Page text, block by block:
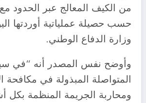
من الكيف المعالج عبر الحدود
حسب حصيلة عملياتية أوردتها
وزارة الدفاع الوطني.
وأوضح نفس المصدر أنه “في
المتواصلة المبذولة في مكافحة
ومحاربة الجريمة المنظمة بكل